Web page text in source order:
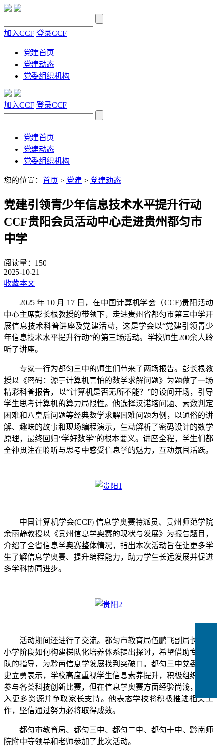
加入CCF 登录CCF
党建首页
党建动态
党委组织机构
加入CCF 登录CCF
党建首页
党建动态
党委组织机构
您的位置： 首页 > 党建 > 党建动态
党建引领青少年信息技术水平提升行动
CCF贵阳会员活动中心走进贵州都匀市
中学
阅读量： 150
2025-10-21
收藏本文
2025 年 10 月 17 日，在中国计算机学会（CCF)贵阳活动
中心主席彭长根教授的带领下，走进贵州省都匀市第三中学开
展信息技术科普讲座及党建活动，这是学会以“党建引领青少
年信息技术水平提升行动”的第三场活动。学校师生200余人聆
听了讲座。
专家一行为都匀三中的师生们带来了两场报告。彭长根教
授以《密码：源于计算机害怕的数学求解问题》为题做了一场
精彩科普报告，以“计算机是否无所不能？”的设问开场，引导
学生思考计算机的算力局限性。他选择汉诺塔问题、素数判定
困难和八皇后问题等经典数学求解困难问题为例，以通俗的讲
解、趣味的故事和现场编程演示，生动解析了密码设计的数学
原理，最终回归“学好数学”的根本要义。讲座全程，学生们都
全神贯注在聆听与思考中感受信息学的魅力，互动氛围活跃。
中国计算机学会(CCF) 信息学奥赛特派员、贵州师范学院
余丽静教授以《贵州信息学奥赛的现状与发展》为报告题目，
介绍了全省信息学奥赛整体情况，指出本次活动旨在让更多学
生了解信息学奥赛、提升编程能力，助力学生长远发展并促进
多学科协同进步。
活动期间还进行了交流。都匀市教育局伍鹏飞副局长就中
小学阶段如何构建梯队化培养体系提出探讨，希望借助专家团
队的指导，为黔南信息学发展找到突破口。都匀三中党委书记
史立勇表示，学校高度重视学生信息素养提升，积极组织学生
参与各类科技创新比赛，但在信息学奥赛方面经验尚浅，需投
入更多资源并争取家长支持。他表态学校将积极推进相关工
作，坚信通过努力必将取得成效。
都匀市教育局、都匀三中、都匀二中、都匀十中、黔南师
院附中等领导和老师参加了此次活动。